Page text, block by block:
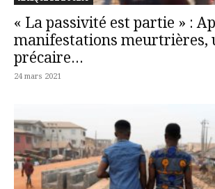
« La passivité est partie » :
manifestations meurtrières,
précaire...
24 mars 2021